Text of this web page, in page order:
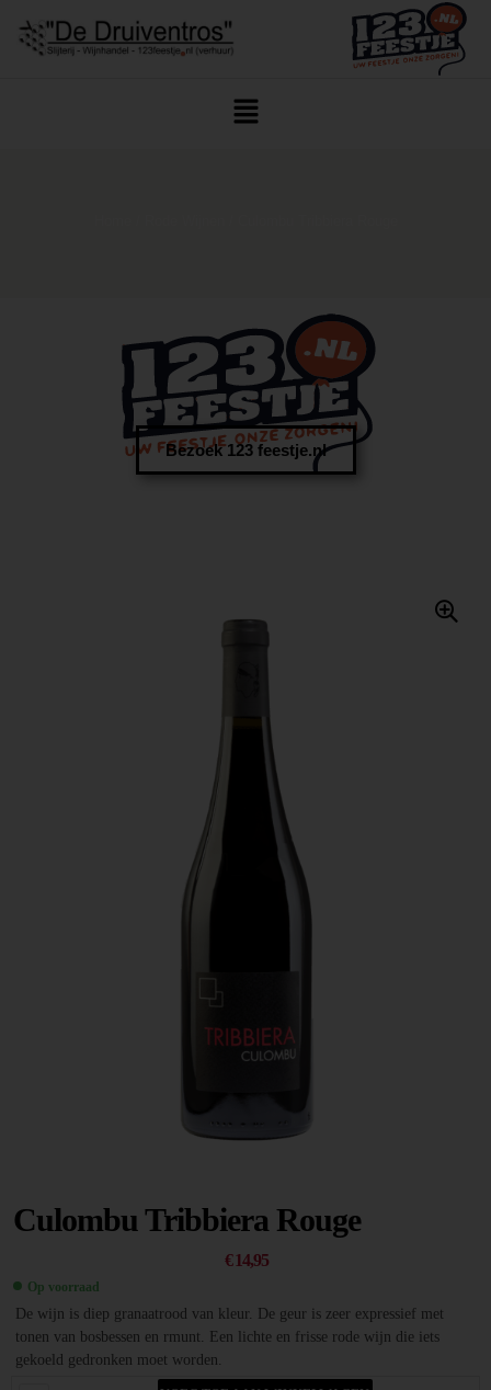
Bezoek 123 feestje.nl
Culombu Tribbiera Rouge
€14,95
Op voorraad
De wijn is diep granaatrood van kleur. De geur is zeer expressief met
tonen van bosbessen en rmunt. Een lichte en frisse rode wijn die iets
gekoeld gedronken moet worden.